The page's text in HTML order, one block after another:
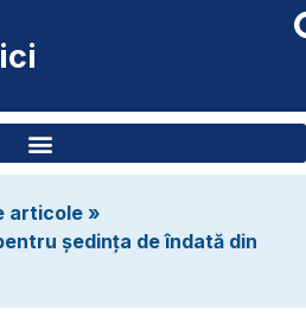
articole »
ședința de îndată din